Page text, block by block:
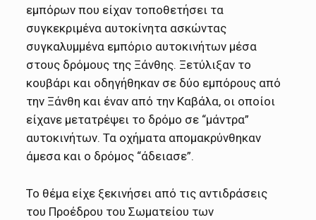
εμπόρων που είχαν τοποθετήσει τα
συγκεκριμένα αυτοκίνητα ασκώντας
συγκαλυμμένα εμπόριο αυτοκινήτων μέσα
στους δρόμους της Ξάνθης. Ξετύλιξαν το
κουβάρι και οδηγήθηκαν σε δύο εμπόρους από
την Ξάνθη και έναν από την Καβάλα, οι οποίοι
είχανε μετατρέψει το δρόμο σε “μάντρα”
αυτοκινήτων. Τα οχήματα απομακρύνθηκαν
άμεσα και ο δρόμος “άδειασε”.
Το θέμα είχε ξεκινήσει από τις αντιδράσεις
του Προέδρου του Σωματείου των